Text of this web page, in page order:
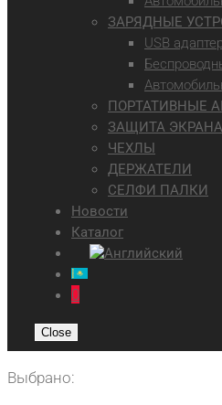
ЗАРЯДНЫЕ
USB
ПОРТАТИВНЫЕ
ЗАЩИТА ЭКРАНА
ЧЕХЛЫ
ДЕРЖАТЕЛИ
СЕЛФИ ПАЛКИ
Новости
Каталог
0
Close
Выбрано: